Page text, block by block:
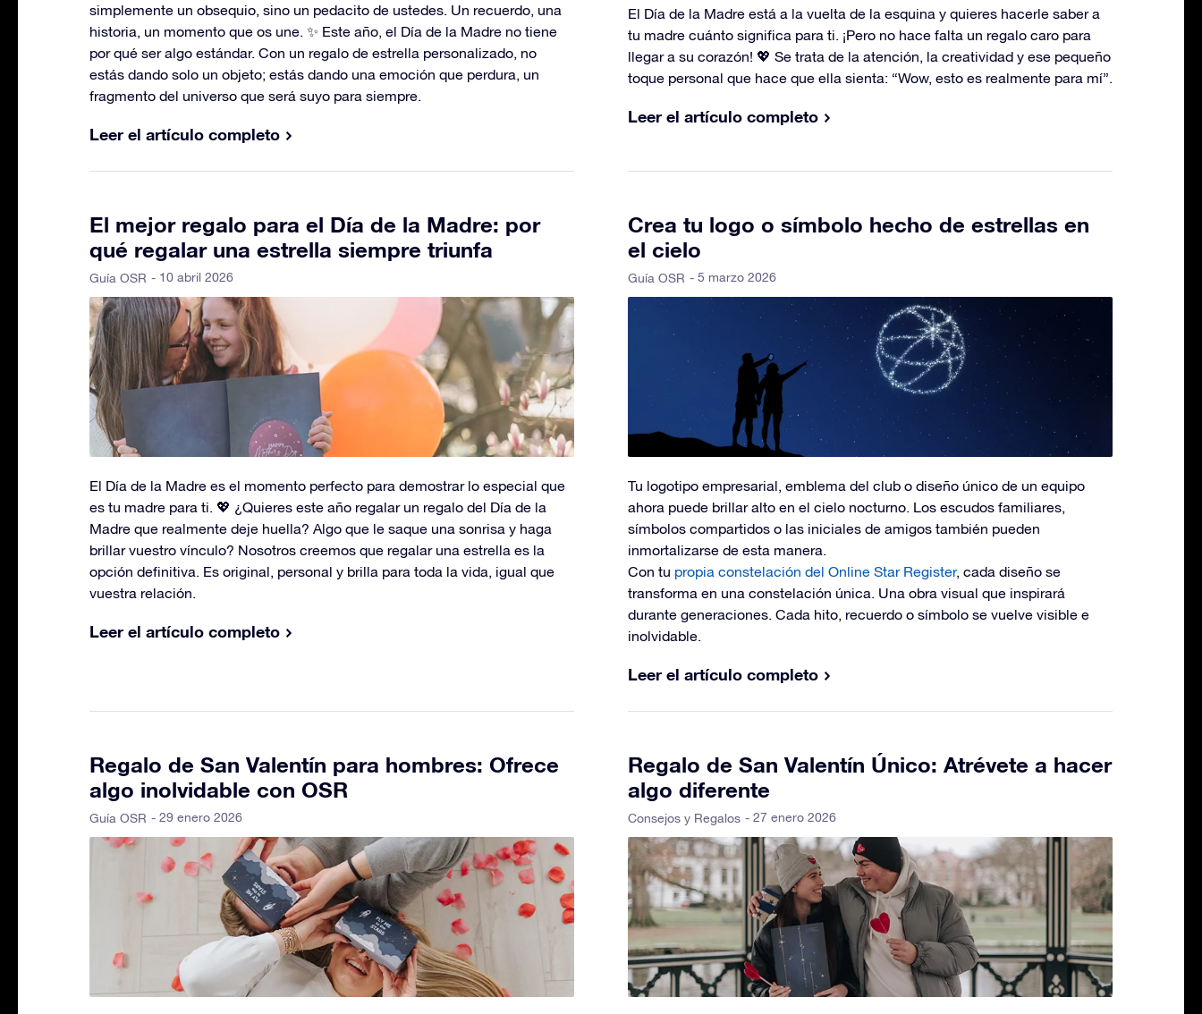
simplemente un obsequio, sino un pedacito de ustedes. Un recuerdo, una
historia, un momento que os une. ✨ Este año, el Día de la Madre no tiene
por qué ser algo estándar. Con un regalo de estrella personalizado, no
estás dando solo un objeto; estás dando una emoción que perdura, un
fragmento del universo que será suyo para siempre.
Leer el artículo completo
El Día de la Madre está a la vuelta de la esquina y quieres hacerle saber a
tu madre cuánto significa para ti. ¡Pero no hace falta un regalo caro para
llegar a su corazón! 💖 Se trata de la atención, la creatividad y ese pequeño
toque personal que hace que ella sienta: “Wow, esto es realmente para mí”.
Leer el artículo completo
El mejor regalo para el Día de la Madre: por
qué regalar una estrella siempre triunfa
Guía OSR - 10 abril 2026
El Día de la Madre es el momento perfecto para demostrar lo especial que
es tu madre para ti. 💖 ¿Quieres este año regalar un regalo del Día de la
Madre que realmente deje huella? Algo que le saque una sonrisa y haga
brillar vuestro vínculo? Nosotros creemos que regalar una estrella es la
opción definitiva. Es original, personal y brilla para toda la vida, igual que
vuestra relación.
Leer el artículo completo
Crea tu logo o símbolo hecho de estrellas en
el cielo
Guía OSR - 5 marzo 2026
Tu logotipo empresarial, emblema del club o diseño único de un equipo
ahora puede brillar alto en el cielo nocturno. Los escudos familiares,
símbolos compartidos o las iniciales de amigos también pueden
inmortalizarse de esta manera.
Con tu propia constelación del Online Star Register, cada diseño se
transforma en una constelación única. Una obra visual que inspirará
durante generaciones. Cada hito, recuerdo o símbolo se vuelve visible e
inolvidable.
Leer el artículo completo
Regalo de San Valentín para hombres: Ofrece
algo inolvidable con OSR
Guía OSR - 29 enero 2026
Regalo de San Valentín Único: Atrévete a hacer
algo diferente
Consejos y Regalos - 27 enero 2026